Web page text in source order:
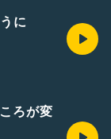
に
ろが変